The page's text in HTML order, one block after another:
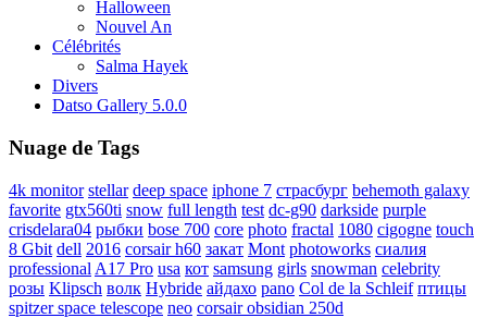
Halloween
Nouvel An
Célébrités
Salma Hayek
Divers
Datso Gallery 5.0.0
Nuage de Tags
4k monitor stellar deep space iphone 7 страсбург behemoth galaxy
favorite gtx560ti snow full length test dc-g90 darkside purple
crisdelara04 рыбки bose 700 core photo fractal 1080 cigogne touch
8 Gbit dell 2016 corsair h60 закат Mont photoworks сиалия
professional A17 Pro usa кот samsung girls snowman celebrity
розы Klipsch волк Hybride айдахо pano Col de la Schleif птицы
spitzer space telescope neo corsair obsidian 250d